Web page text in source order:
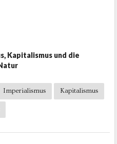
Kapitalismus und die
Imperialismus Kapitalismus